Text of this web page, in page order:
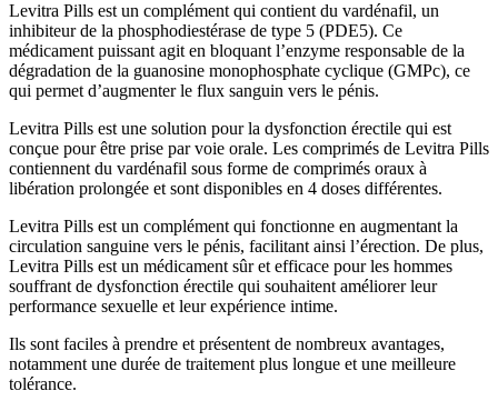
Levitra Pills est un complément qui contient du vardénafil, un
inhibiteur de la phosphodiestérase de type 5 (PDE5). Ce
médicament puissant agit en bloquant l’enzyme responsable de la
dégradation de la guanosine monophosphate cyclique (GMPc), ce
qui permet d’augmenter le flux sanguin vers le pénis.
Levitra Pills est une solution pour la dysfonction érectile qui est
conçue pour être prise par voie orale. Les comprimés de Levitra Pills
contiennent du vardénafil sous forme de comprimés oraux à
libération prolongée et sont disponibles en 4 doses différentes.
Levitra Pills est un complément qui fonctionne en augmentant la
circulation sanguine vers le pénis, facilitant ainsi l’érection. De plus,
Levitra Pills est un médicament sûr et efficace pour les hommes
souffrant de dysfonction érectile qui souhaitent améliorer leur
performance sexuelle et leur expérience intime.
Ils sont faciles à prendre et présentent de nombreux avantages,
notamment une durée de traitement plus longue et une meilleure
tolérance.